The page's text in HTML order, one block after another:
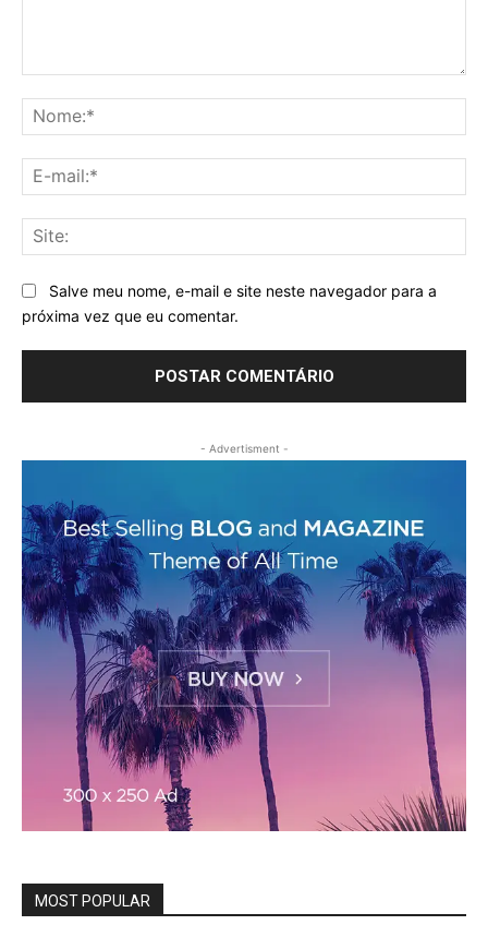
Salve meu nome, e-mail e site neste navegador para a
próxima vez que eu comentar.
- Advertisment -
MOST POPULAR